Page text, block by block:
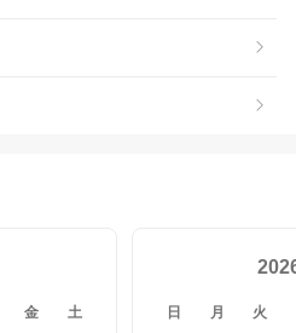
金 土 日 月 火